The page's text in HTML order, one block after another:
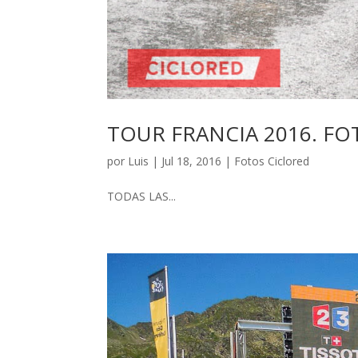
TOUR FRANCIA 2016.
por Luis | Jul 18, 2016 | Fotos Ciclored
TODAS LAS...